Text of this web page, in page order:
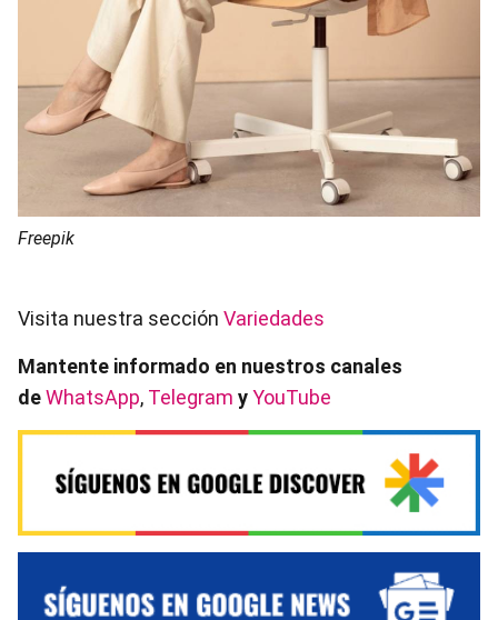
Freepik
Visita nuestra sección Variedades
Mantente informado en nuestros canales
deWhatsApp, Telegram yYouTube